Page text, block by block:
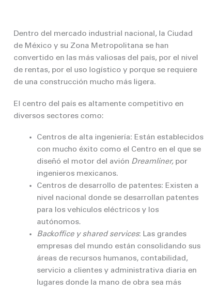
Dentro del mercado industrial nacional, la Ciudad
de México y su Zona Metropolitana se han
convertido en las más valiosas del país, por el nivel
de rentas, por el uso logístico y porque se requiere
de una construcción mucho más ligera.
El centro del país es altamente competitivo en
diversos sectores como:
Centros de alta ingeniería: Están establecidos
con mucho éxito como el Centro en el que se
diseñó el motor del avión Dreamliner,por
ingenieros mexicanos.
Centros de desarrollo de patentes: Existen a
nivel nacional donde se desarrollan patentes
para los vehículos eléctricos y los
autónomos.
Backoffice y shared services: Las grandes
empresas del mundo están consolidando sus
áreas de recursos humanos, contabilidad,
servicio a clientes y administrativa diaria en
lugares donde la mano de obra sea más